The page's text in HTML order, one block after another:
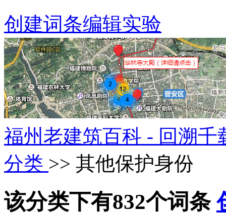
创建词条编辑实验
福州老建筑百科 - 回溯
分类 >> 其他保护身份
该分类下有832个词条